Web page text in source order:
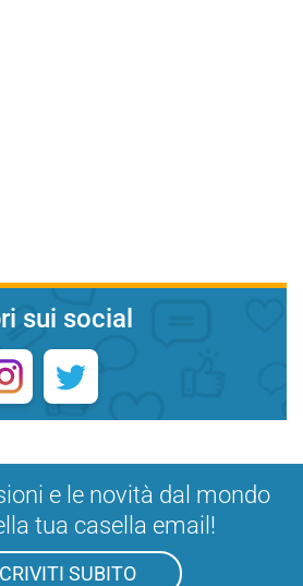
sui social
e le novità dal mondo
tua casella email!
SUBITO